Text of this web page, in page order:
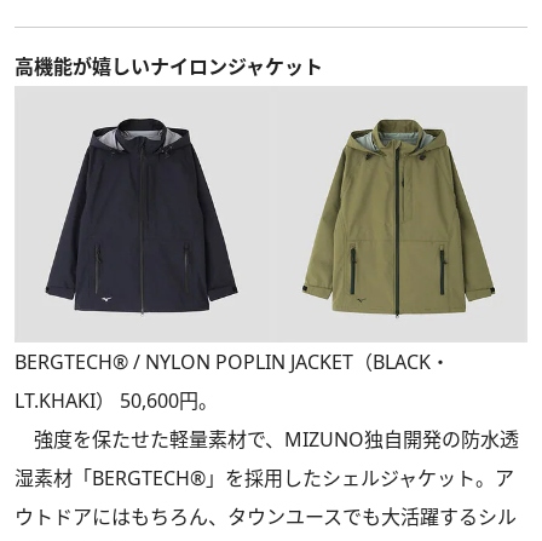
高機能が嬉しいナイロンジャケット
BERGTECH® / NYLON POPLIN JACKET（BLACK・
LT.KHAKI） 50,600円。
強度を保たせた軽量素材で、MIZUNO独自開発の防水透
湿素材「BERGTECH®」を採用したシェルジャケット。ア
ウトドアにはもちろん、タウンユースでも大活躍するシル